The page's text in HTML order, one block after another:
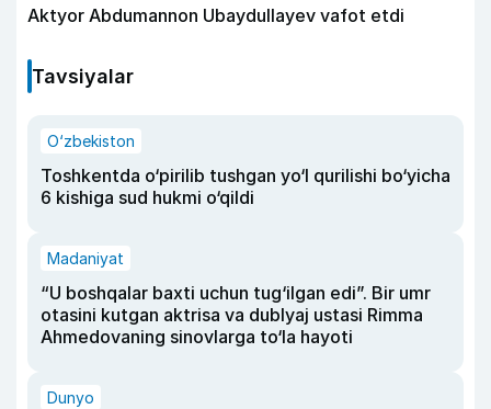
Aktyor Abdu­mannon Ubaydullayev vafot etdi
Tavsiyalar
O‘zbekiston
Toshkentda o‘pirilib tushgan yo‘l qurilishi bo‘yicha
6 kishiga sud hukmi o‘qildi
Madaniyat
“U boshqalar baxti uchun tug‘ilgan edi”. Bir umr
otasini kutgan aktrisa va dublyaj ustasi Rimma
Ahmedovaning sinovlarga to‘la hayoti
Dunyo